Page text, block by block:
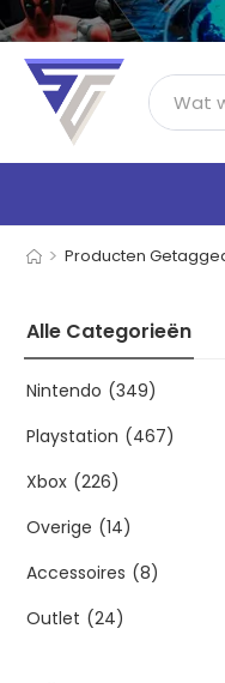
> Producten
Alle Categorieën
Nintendo (349)
Playstation (467)
Xbox (226)
Overige (14)
Accessoires (8)
Outlet (24)